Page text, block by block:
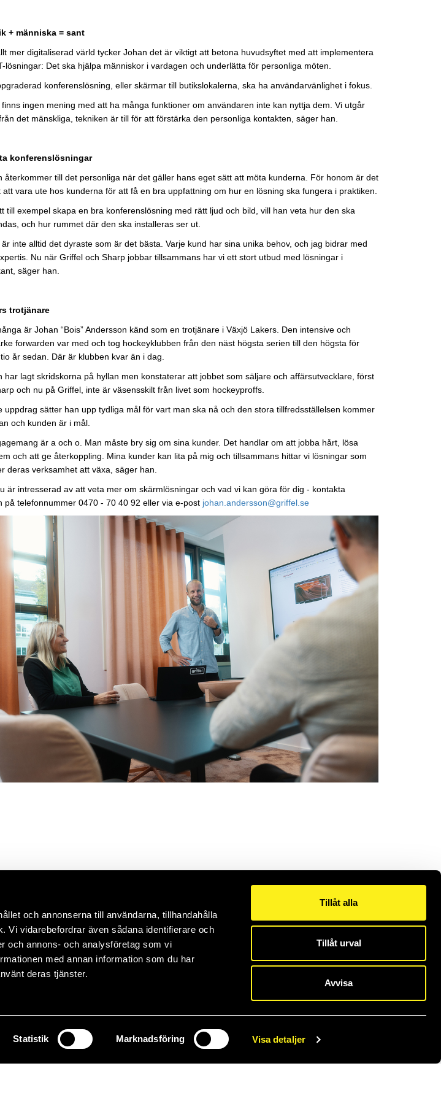
och annonserna till användarna, tillhandahålla
Vi vidarebefordrar även sådana identifierare och
och annons- och analysföretag som vi
med annan information som du har
deras tjänster.
Statistik Marknadsföring Visa detaljer
Tillåt alla
Tillåt urval
Avvisa
+ människa = sant
mer digitaliserad värld tycker Johan det är viktigt att betona huvudsyftet med att implementera
lösningar: Det ska hjälpa människor i vardagen och underlätta för personliga möten.
konferenslösning, eller skärmar till butikslokalerna, ska ha användarvänlighet i fokus.
finns ingen mening med att ha många funktioner om användaren inte kan nyttja dem. Vi utgår
det mänskliga, tekniken är till för att förstärka den personliga kontakten, säger han.
konferenslösningar
återkommer till det personliga när det gäller hans eget sätt att möta kunderna. För honom är det
att vara ute hos kunderna för att få en bra uppfattning om hur en lösning ska fungera i praktiken.
till exempel skapa en bra konferenslösning med rätt ljud och bild, vill han veta hur den ska
och hur rummet där den ska installeras ser ut.
inte alltid det dyraste som är det bästa. Varje kund har sina unika behov, och jag bidrar med
Nu när Griffel och Sharp jobbar tillsammans har vi ett stort utbud med lösningar i
säger han.
trotjänare
är Johan “Bois” Andersson känd som en trotjänare i Växjö Lakers. Den intensive och
forwarden var med och tog hockeyklubben från den näst högsta serien till den högsta för
år sedan. Där är klubben kvar än i dag.
har lagt skridskorna på hyllan men konstaterar att jobbet som säljare och affärsutvecklare, först
och nu på Griffel, inte är väsensskilt från livet som hockeyproffs.
uppdrag sätter han upp tydliga mål för vart man ska nå och den stora tillfredsställelsen kommer
och kunden är i mål.
är a och o. Man måste bry sig om sina kunder. Det handlar om att jobba hårt, lösa
och att ge återkoppling. Mina kunder kan lita på mig och tillsammans hittar vi lösningar som
deras verksamhet att växa, säger han.
är intresserad av att veta mer om skärmlösningar och vad vi kan göra för dig - kontakta
på telefonnummer 0470 - 70 40 92 eller via e-post johan.andersson@griffel.se